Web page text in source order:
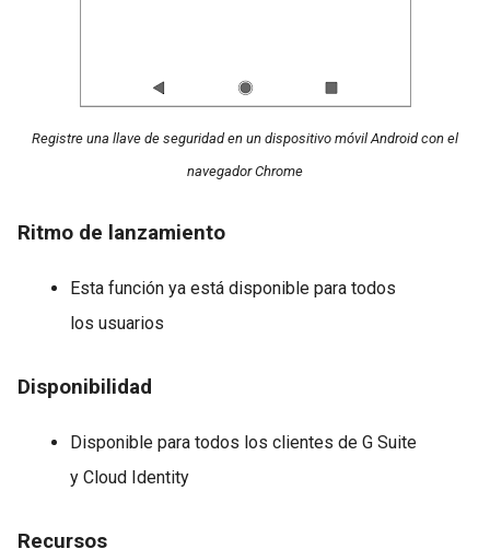
Registre una llave de seguridad en un dispositivo móvil Android con el
navegador Chrome
Ritmo de lanzamiento
Esta función ya está disponible para todos
los usuarios
Disponibilidad
Disponible para todos los clientes de G Suite
y Cloud Identity
Recursos